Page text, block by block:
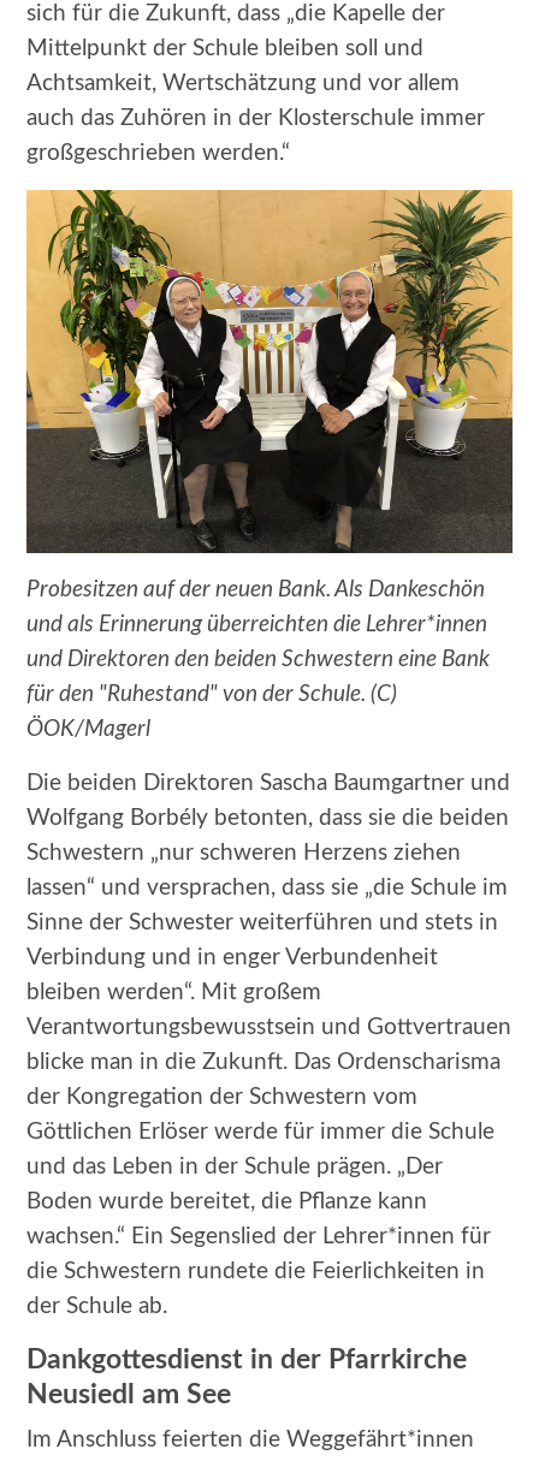
sich für die Zukunft, dass „die Kapelle der
Mittelpunkt der Schule bleiben soll und
Achtsamkeit, Wertschätzung und vor allem
auch das Zuhören in der Klosterschule immer
großgeschrieben werden.“
Probesitzen auf der neuen Bank. Als Dankeschön
und als Erinnerung überreichten die Lehrer*innen
und Direktoren den beiden Schwestern eine Bank
für den "Ruhestand" von der Schule. (C)
ÖOK/Magerl
Die beiden Direktoren Sascha Baumgartner und
Wolfgang Borbély betonten, dass sie die beiden
Schwestern „nur schweren Herzens ziehen
lassen“ und versprachen, dass sie „die Schule im
Sinne der Schwester weiterführen und stets in
Verbindung und in enger Verbundenheit
bleiben werden“. Mit großem
Verantwortungsbewusstsein und Gottvertrauen
blicke man in die Zukunft. Das Ordenscharisma
der Kongregation der Schwestern vom
Göttlichen Erlöser werde für immer die Schule
und das Leben in der Schule prägen. „Der
Boden wurde bereitet, die Pflanze kann
wachsen.“ Ein Segenslied der Lehrer*innen für
die Schwestern rundete die Feierlichkeiten in
der Schule ab.
Dankgottesdienst in der Pfarrkirche
Neusiedl am See
Im Anschluss feierten die Weggefährt*innen